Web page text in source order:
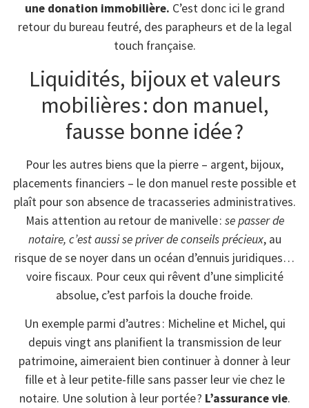
une donation immobilière. C’est donc ici le grand
retour du bureau feutré, des parapheurs et de la legal
touch française.
Liquidités, bijoux et valeurs
mobilières : don manuel,
fausse bonne idée ?
Pour les autres biens que la pierre – argent, bijoux,
placements financiers – le don manuel reste possible et
plaît pour son absence de tracasseries administratives.
Mais attention au retour de manivelle : se passer de
notaire, c’est aussi se priver de conseils précieux, au
risque de se noyer dans un océan d’ennuis juridiques…
voire fiscaux. Pour ceux qui rêvent d’une simplicité
absolue, c’est parfois la douche froide.
Un exemple parmi d’autres : Micheline et Michel, qui
depuis vingt ans planifient la transmission de leur
patrimoine, aimeraient bien continuer à donner à leur
fille et à leur petite-fille sans passer leur vie chez le
notaire. Une solution à leur portée ? L’assurance vie.